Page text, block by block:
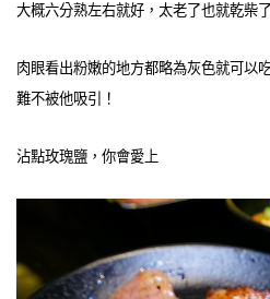
大概六分熟左右就好，太老了也就乾柴
肉眼看出粉嫩的地方都略為灰色就可以
難不被他吸引！
沾點玫瑰鹽，你會愛上